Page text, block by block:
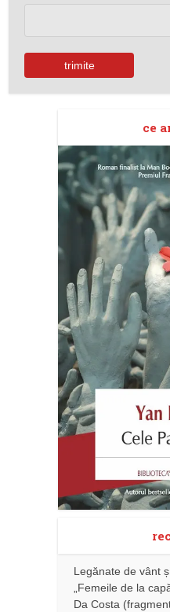
ce
Legănate de vânt
„Femeile de la
Da Costa